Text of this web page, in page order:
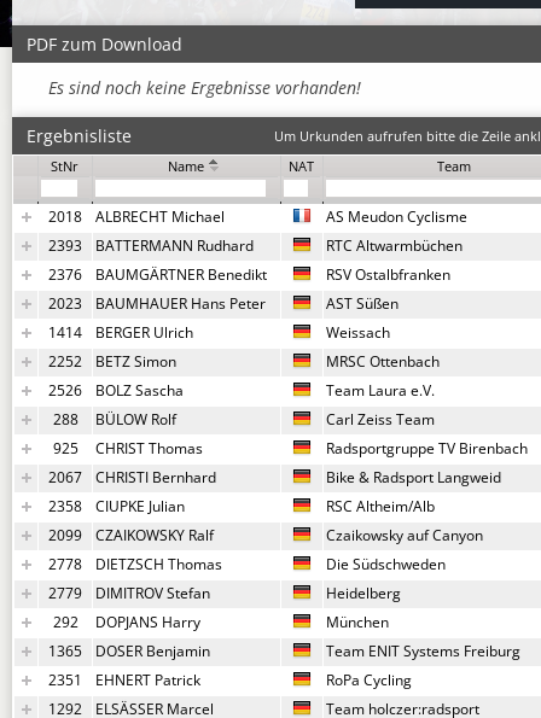
PDF zum Download
Es sind noch keine Ergebnisse vorhanden!
Ergebnisliste
Um Urkunden aufrufen bitte die Zeile
StNr
Name NAT Team
2018 ALBRECHT Michael
AS Meudon Cyclisme
2393
BATTERMANN Rudhard
RTC Altwarmbüchen
2376
BAUMGÄRTNER Benedikt
RSV Ostalbfranken
2023
BAUMHAUER Hans Peter
AST Süßen
1414
BERGER Ulrich
Weissach
2252
BETZ Simon
MRSC Ottenbach
2526
BOLZ Sascha
Team Laura e.V.
288
BÜLOW Rolf
Carl Zeiss Team
925
CHRIST Thomas
Radsportgruppe TV Birenbach
2067
CHRISTI Bernhard
Bike & Radsport Langweid
2358
CIUPKE Julian
RSC Altheim/Alb
2099
CZAIKOWSKY Ralf
Czaikowsky auf Canyon
2778
DIETZSCH Thomas
Die Südschweden
2779
DIMITROV Stefan
Heidelberg
292
DOPJANS Harry
München
1365
DOSER Benjamin
Team ENIT Systems Freiburg
2351
EHNERT Patrick
RoPa Cycling
1292
ELSÄSSER Marcel Team holczer:radsport